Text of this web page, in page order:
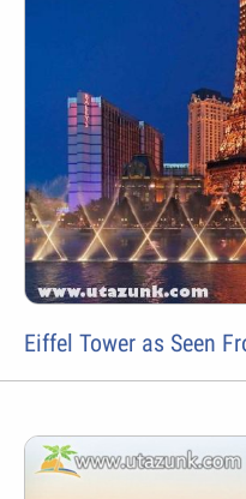
Eiffel Tower as Seen